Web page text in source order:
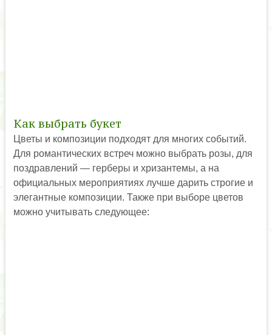
Как выбрать букет
Цветы и композиции подходят для многих событий.
Для романтических встреч можно выбрать розы, для
поздравлений — герберы и хризантемы, а на
официальных мероприятиях лучше дарить строгие и
элегантные композиции. Также при выборе цветов
можно учитывать следующее: